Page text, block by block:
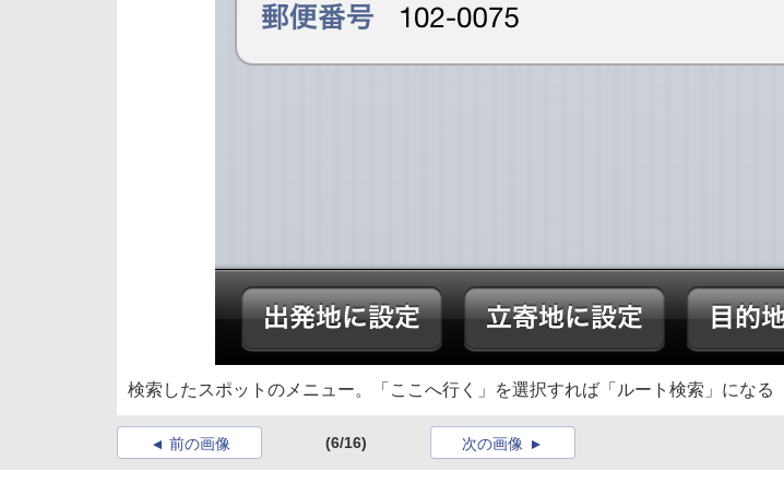
検索したスポットのメニュー。「ここへ行く」を選択すれば「ルート検索」になる
前の画像 (6/16) 次の画像